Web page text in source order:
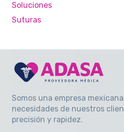
Soluciones
Suturas
Somos una empresa
necesidades de nuestros
precisión y rapidez.